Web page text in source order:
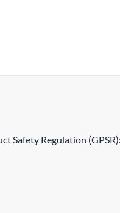
Safety Regulation